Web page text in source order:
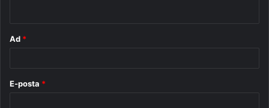
Ad *
E-posta *